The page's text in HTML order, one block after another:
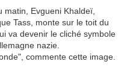
Evgueni Khaldeï,
Tass, monte sur le toit du
va devenir le cliché symbole
nazie.
commente cette image.